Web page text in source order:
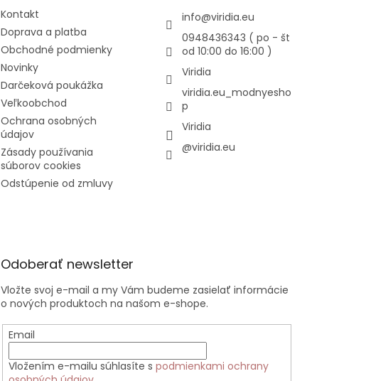
Kontakt
Doprava a platba
Obchodné podmienky
Novinky
Darčeková poukážka
Veľkoobchod
Ochrana osobných
údajov
Zásady používania
súborov cookies
Odstúpenie od zmluvy
info@viridia.eu
0948436343 ( po - št
od 10:00 do 16:00 )
Viridia
viridia.eu_modnyesho
p
Viridia
@viridia.eu
Odoberať newsletter
Vložte svoj e-mail a my Vám budeme zasielať informácie
o nových produktoch na našom e-shope.
Email
Vložením e-mailu súhlasíte spodmienkami ochrany